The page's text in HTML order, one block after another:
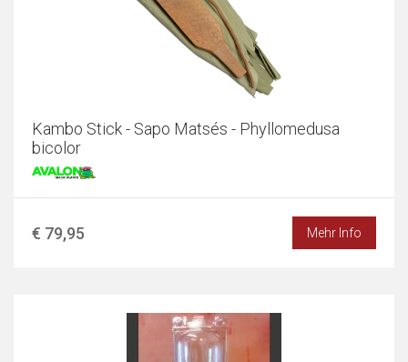
Kambo Stick - Sapo Matsés - Phyllomedusa
bicolor
€ 79,95 Mehr Info